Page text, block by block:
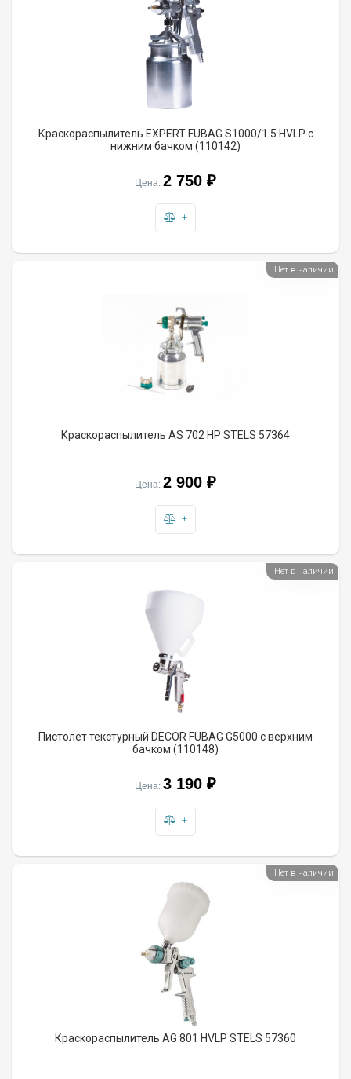
Краскораспылитель EXPERT FUBAG S1000/1.5 HVLP с
нижним бачком (110142)
Цена: 2 750 ₽
+
Краскораспылитель AS 702 НP STELS 57364
Цена: 2 900 ₽
+
Нет в наличии
Пистолет текстурный DECOR FUBAG G5000 с верхним
бачком (110148)
Цена: 3 190 ₽
+
Нет в наличии
Краскораспылитель AG 801 HVLP STELS 57360
Нет в наличии